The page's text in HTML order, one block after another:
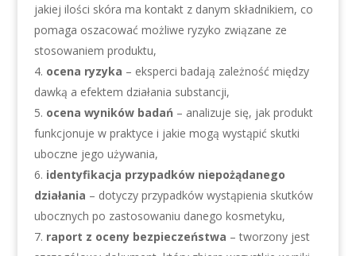
jakiej ilości skóra ma kontakt z danym składnikiem, co
pomaga oszacować możliwe ryzyko związane ze
stosowaniem produktu,
ocena ryzyka – eksperci badają zależność między
dawką a efektem działania substancji,
ocena wyników badań– analizuje się, jak produkt
funkcjonuje w praktyce i jakie mogą wystąpić skutki
uboczne jego używania,
identyfikacja przypadków niepożądanego
działania – dotyczy przypadków wystąpienia skutków
ubocznych po zastosowaniu danego kosmetyku,
raport z oceny bezpieczeństwa – tworzony jest